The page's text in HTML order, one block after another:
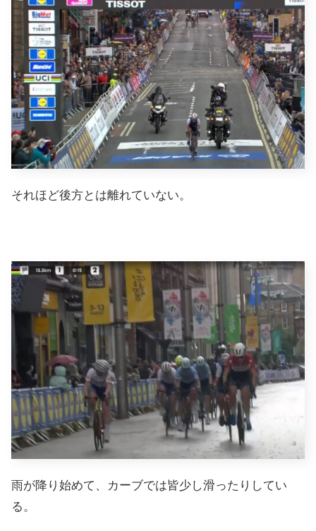
それほど後方とは離れていない。
雨が降り始めて、カーブでは皆少し滑ったりしてい
る。